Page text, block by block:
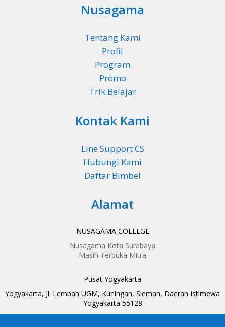
Nusagama
Tentang Kami
Profil
Program
Promo
Trik Belajar
Kontak Kami
Line Support CS
Hubungi Kami
Daftar Bimbel
Alamat
NUSAGAMA COLLEGE
Nusagama Kota Surabaya
Masih Terbuka Mitra
Pusat Yogyakarta
Yogyakarta, Jl. Lembah UGM, Kuningan, Sleman, Daerah Istimewa
Yogyakarta 55128